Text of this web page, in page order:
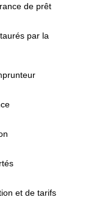
de prêt
par la
et de tarifs